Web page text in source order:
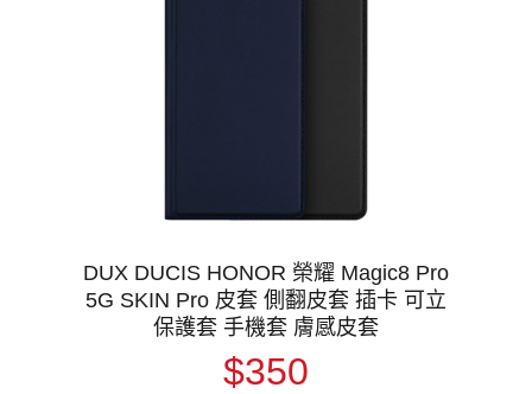
DUX DUCIS HONOR 榮耀 Magic8 Pro
5G SKIN Pro 皮套 側翻皮套 插卡 可立
保護套 手機套 膚感皮套
$350